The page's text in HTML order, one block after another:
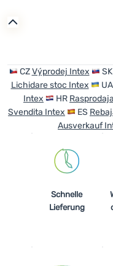
CZVýprodej Intex SK
Lichidare stoc Intex
UA
Intex
HR
Svendita Intex
ES
Ausverkauf
Schnelle
Lieferung